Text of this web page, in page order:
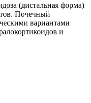
(дистальная форма)
Почечный
вариантами
и